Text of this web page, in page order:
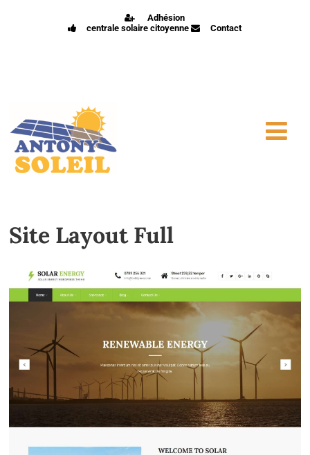
Adhésion
centrale solaire citoyenne
Contact
Site Layout Full